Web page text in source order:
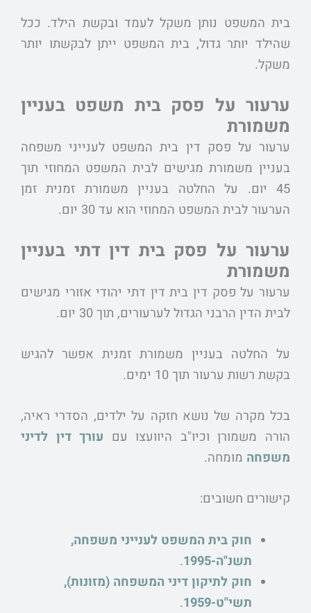
בית המשפט נותן משקל לעמד ובקשת הילד. ככל
שהילד יותר גדול, בית המשפט ייתן לבקשתו יותר
משקל.
ערעור על פסק בית משפט בעניין
משמורת
ערעור על פסק דין בית המשפט לענייני משפחה
בעניין משמורת מגישים לבית המשפט המחוזי תוך
45 יום. על החלטה בעניין משמורת זמנית זמן
הערעור לבית המשפט המחוזי הוא עד 30 יום.
ערעור על פסק בית דין דתי בעניין
משמורת
ערעור על פסק דין בית דין דתי יהודי אזורי מגישים
לבית הדין הרבני הגדול לערעורים, תוך 30 יום.
על החלטה בעניין משמורת זמנית אפשר להגיש
בקשת רשות ערעור תוך 10 ימים.
בכל מקרה של נושא חזקה על ילדים, הסדרי ראיה,
הורה משמורן וכיו"ב היוועצו עם עורך דין לדיני
משפחה מומחה.
קישורים חשובים:
חוק בית המשפט לענייני משפחה,
תשנ"ה-1995
.
חוק לתיקון דיני המשפחה (מזונות),
תשי"ט-1959
.